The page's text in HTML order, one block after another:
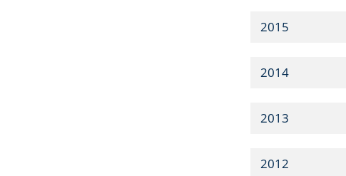
2015
2014
2013
2012